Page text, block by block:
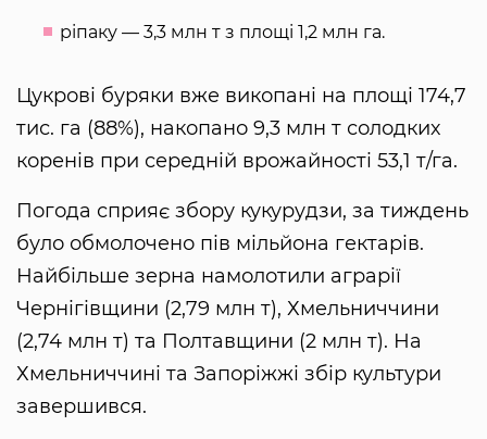
ріпаку — 3,3 млн т з площі 1,2 млн га.
Цукрові буряки вже викопані на площі 174,7
тис. га (88%), накопано 9,3 млн т солодких
коренів при середній врожайності 53,1 т/га.
Погода сприяє збору кукурудзи, за тиждень
було обмолочено пів мільйона гектарів.
Найбільше зерна намолотили аграрії
Чернігівщини (2,79 млн т), Хмельниччини
(2,74 млн т) та Полтавщини (2 млн т). На
Хмельниччині та Запоріжжі збір культури
завершився.